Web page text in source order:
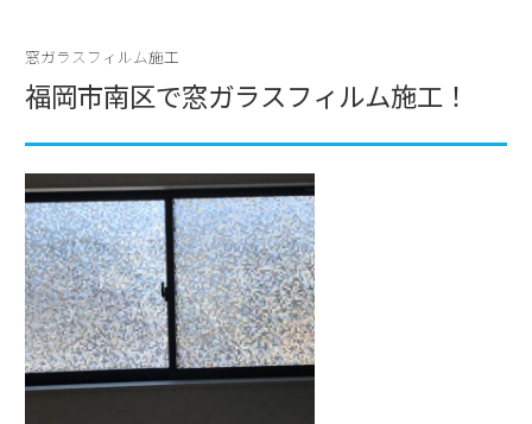
窓ガラスフィルム施工
福岡市南区で窓ガラスフィルム施工！